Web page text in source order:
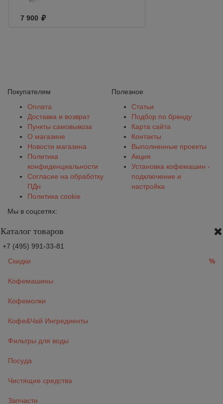
7 900
Покупателям
Оплата
Доставка и возврат
Пункты самовывоза
О магазине
Новости магазина
Политика
конфиденциальности
Согласие на обработку
ПДн
Политика cookie
Полезное
Статьи
Подбор по бренду
Карта сайта
Контакты
Выполненные проекты
Акция
Установка кофемашин -
подключение и
настройка
Мы в соцсетях:
Каталог товаров
+7 (495) 991-33-81
Скидки
%
Кофемашины
Кофемолки
Кофе&Чай Ингредиенты
Фильтры для воды
Посуда
Чистящие средства
Запчасти